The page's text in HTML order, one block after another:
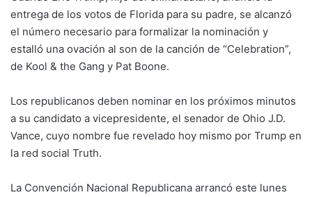
entrega de los votos de Florida para su padre, se alcanzó
el número necesario para formalizar la nominación y
estalló una ovación al son de la canción de “Celebration”,
de Kool & the Gang y Pat Boone.
Los republicanos deben nominar en los próximos minutos
a su candidato a vicepresidente, el senador de Ohio J.D.
Vance, cuyo nombre fue revelado hoy mismo por Trump en
la red social Truth.
La Convención Nacional Republicana arrancó este lunes